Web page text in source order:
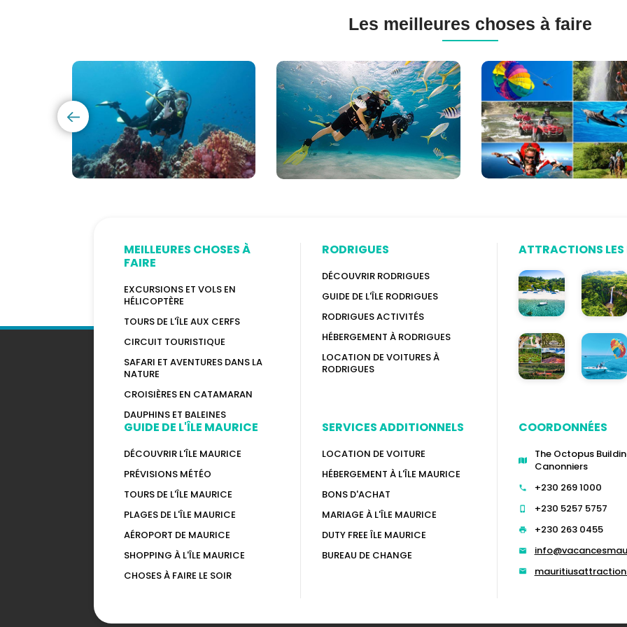
Les meilleures choses à faire
de
PADI
et
CMAS
Sous-
marine
à
Maurice
Excursions
à
l'île
Maurice
(120+
options)
MEILLEURES CHOSES À
FAIRE
EXCURSIONS ET VOLS EN
HÉLICOPTÈRE
TOURS DE L'ÎLE AUX CERFS
CIRCUIT TOURISTIQUE
SAFARI ET AVENTURES DANS LA
NATURE
CROISIÈRES EN CATAMARAN
DAUPHINS ET BALEINES
GUIDE DE L'ÎLE MAURICE
DÉCOUVRIR L'ÎLE MAURICE
PRÉVISIONS MÉTÉO
TOURS DE L'ÎLE MAURICE
PLAGES DE L'ÎLE MAURICE
AÉROPORT DE MAURICE
SHOPPING À L'ÎLE MAURICE
CHOSES À FAIRE LE SOIR
RODRIGUES
DÉCOUVRIR RODRIGUES
GUIDE DE L'ÎLE RODRIGUES
RODRIGUES ACTIVITÉS
HÉBERGEMENT À RODRIGUES
LOCATION DE VOITURES À
RODRIGUES
SERVICES ADDITIONNELS
LOCATION DE VOITURE
HÉBERGEMENT À L'ÎLE MAURICE
BONS D'ACHAT
MARIAGE À L'ÎLE MAURICE
DUTY FREE ÎLE MAURICE
BUREAU DE CHANGE
ATTRACTIONS LES
COORDONNÉES
The Octopus
Canonniers
+230 269 1000
+230 5257 5757
+230 263 0455